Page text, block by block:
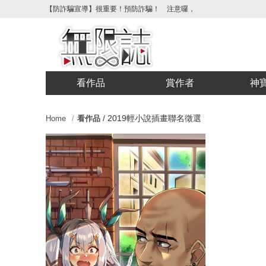
【防詐騙宣導】很重要！預防詐騙！ 注意囉，不要被騙了！請各位
看作品 賞作者 神
Home 看作品 / 2019輕小說插畫聯名徵選